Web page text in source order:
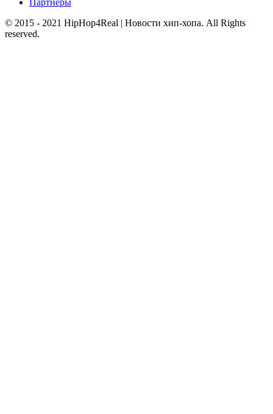
Партнеры
© 2015 - 2021 HipHop4Real | Новости хип-хопа. All Rights
reserved.